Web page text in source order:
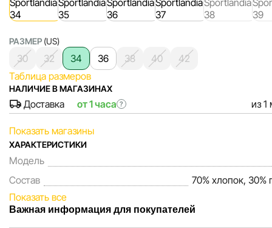
РАЗМЕР (US)
30 32 34 36 38 40
42
Таблица размеров
НАЛИЧИЕ В МАГАЗИНАХ
Доставка от 1 часа ? из 1
Показать магазины
ХАРАКТЕРИСТИКИ
Модель
Состав
70% хлопок, 30%
Показать все
Важная информация для покупателей